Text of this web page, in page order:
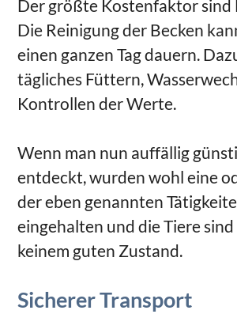
Der größte Kostenfaktor
Die Reinigung der Becken
einen ganzen Tag dauern.
tägliches Füttern,
Kontrollen der Werte.
Wenn man nun auffällig
entdeckt, wurden wohl eine
der eben genannten
eingehalten und die Tiere
keinem guten Zustand.
Sicherer Transport